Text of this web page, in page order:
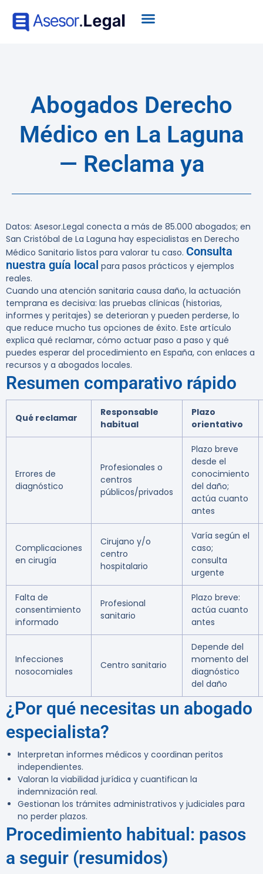
Abogados Derecho
Médico en La Laguna
— Reclama ya
Datos: Asesor.Legal conecta a más de 85.000 abogados; en
San Cristóbal de La Laguna hay especialistas en Derecho
Médico Sanitario listos para valorar tu caso. Consulta
nuestra guía local para pasos prácticos y ejemplos
reales.
Cuando una atención sanitaria causa daño, la actuación
temprana es decisiva: las pruebas clínicas (historias,
informes y peritajes) se deterioran y pueden perderse, lo
que reduce mucho tus opciones de éxito. Este artículo
explica qué reclamar, cómo actuar paso a paso y qué
puedes esperar del procedimiento en España, con enlaces a
recursos y a abogados locales.
Resumen comparativo rápido
Qué reclamar
Responsable
habitual
Plazo
orientativo
Errores de
diagnóstico
Profesionales o
centros
públicos/privados
Plazo breve
desde el
conocimiento
del daño;
actúa cuanto
antes
Complicaciones
en cirugía
Cirujano y/o
centro
hospitalario
Varía según el
caso;
consulta
urgente
Falta de
consentimiento
informado
Profesional
sanitario
Plazo breve:
actúa cuanto
antes
Infecciones
nosocomiales
Centro sanitario
Depende del
momento del
diagnóstico
del daño
¿Por qué necesitas un abogado
especialista?
Interpretan informes médicos y coordinan peritos
independientes.
Valoran la viabilidad jurídica y cuantifican la
indemnización real.
Gestionan los trámites administrativos y judiciales para
no perder plazos.
Procedimiento habitual: pasos
a seguir (resumidos)